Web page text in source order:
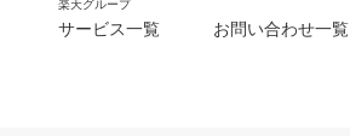
楽天グループ
サービス一覧 お問い合わせ一覧